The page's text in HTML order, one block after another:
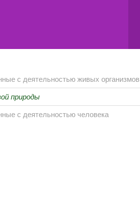
с деятельностью живых организмов
природы
с деятельностью человека